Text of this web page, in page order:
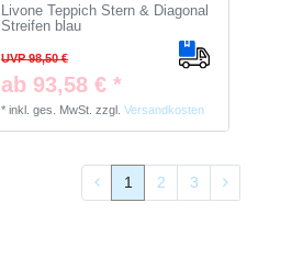
Livone Teppich Stern & Diagonal
Streifen blau
UVP 98,50 €
ab 93,58 € *
*inkl. ges. MwSt. zzgl.Versandkosten
1 2 3